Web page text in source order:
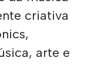
criativa
arte e